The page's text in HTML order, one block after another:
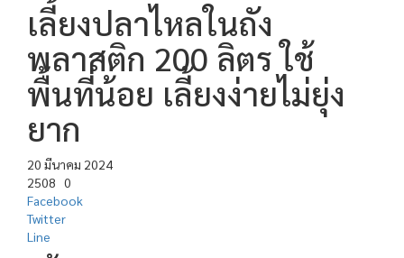
เลี้ยงปลาไหลในถัง
พลาสติก 200 ลิตร ใช้
พื้นที่น้อย เลี้ยงง่ายไม่ยุ่ง
ยาก
20 มีนาคม 2024
2508 0
Facebook
Twitter
Line